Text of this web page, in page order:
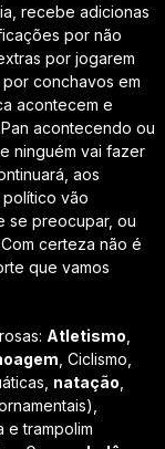
recebe adicionas
por não
por jogarem
conchavos em
acontecem e
acontecendo ou
ninguém vai fazer
aos
vão
se preocupar, ou
certeza não é
que vamos
Atletismo
, Ciclismo,
natação
e trampolim